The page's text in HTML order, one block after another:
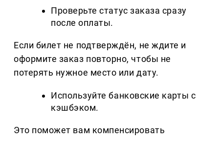
Проверьте статус заказа сразу
после оплаты.
Если билет не подтверждён, не ждите и
оформите заказ повторно, чтобы не
потерять нужное место или дату.
Используйте банковские карты с
кэшбэком.
Это поможет вам компенсировать